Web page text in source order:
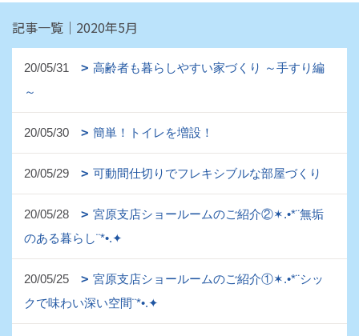
記事一覧｜2020年5月
20/05/31
高齢者も暮らしやすい家づくり ～手すり編
～
20/05/30 簡単！トイレを増設！
20/05/29 可動間仕切りでフレキシブルな部屋づくり
20/05/28
宮原支店ショールームのご紹介②✶.•*¨無垢
のある暮らし¨*•.✦
20/05/25
宮原支店ショールームのご紹介①✶.•*¨シッ
クで味わい深い空間¨*•.✦